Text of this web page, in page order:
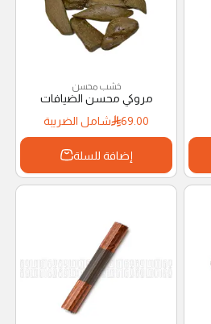
خشب محسن
مروكي محسن الضيافات
69.00
شامل الضريبة
إضافة للسلة